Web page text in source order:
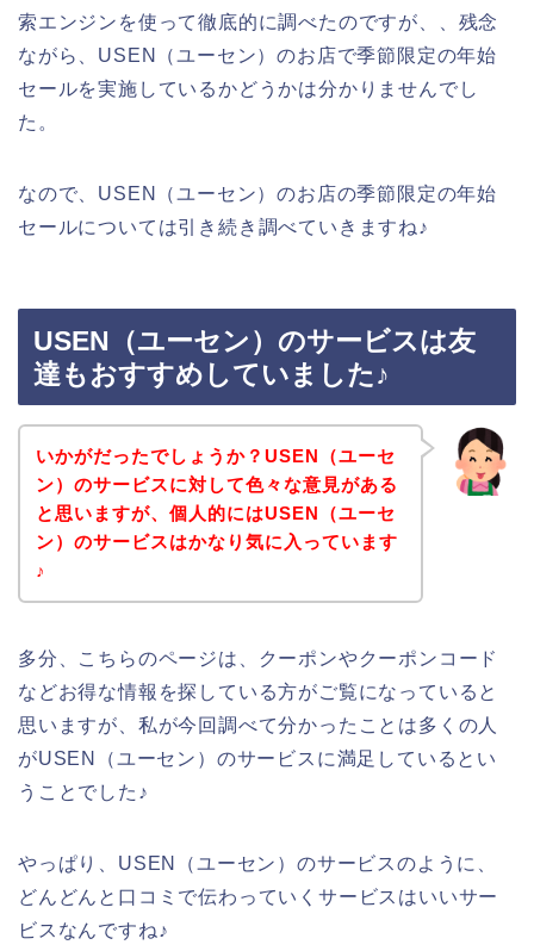
索エンジンを使って徹底的に調べたのですが、、残念
ながら、USEN（ユーセン）のお店で季節限定の年始
セールを実施しているかどうかは分かりませんでし
た。
なので、USEN（ユーセン）のお店の季節限定の年始
セールについては引き続き調べていきますね♪
USEN（ユーセン）のサービスは友
達もおすすめしていました♪
いかがだったでしょうか？USEN（ユーセ
ン）のサービスに対して色々な意見がある
と思いますが、個人的にはUSEN（ユーセ
ン）のサービスはかなり気に入っています
♪
多分、こちらのページは、クーポンやクーポンコード
などお得な情報を探している方がご覧になっていると
思いますが、私が今回調べて分かったことは多くの人
がUSEN（ユーセン）のサービスに満足しているとい
うことでした♪
やっぱり、USEN（ユーセン）のサービスのように、
どんどんと口コミで伝わっていくサービスはいいサー
ビスなんですね♪